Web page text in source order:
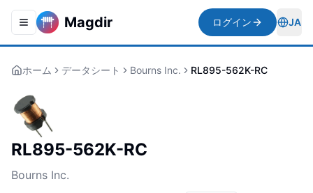
Toggle navigation menu
Magdir ログイン JA
ホーム データシート Bourns Inc. RL895-562K-RC
RL895-562K-RC
Bourns Inc.